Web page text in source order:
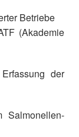
Betriebe
(Akademie
der
Salmonellen-